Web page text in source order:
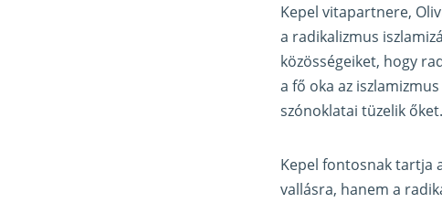
Kepel vitapartnere,
a radikalizmus
közösségeiket, hogy
a fő oka az
szónoklatai tüzelik őket.
Kepel fontosnak tartja
vallásra, hanem a